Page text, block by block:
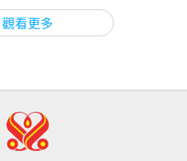
觀看更多
2026-08-06
師父內邊的和平會談（二集之一）